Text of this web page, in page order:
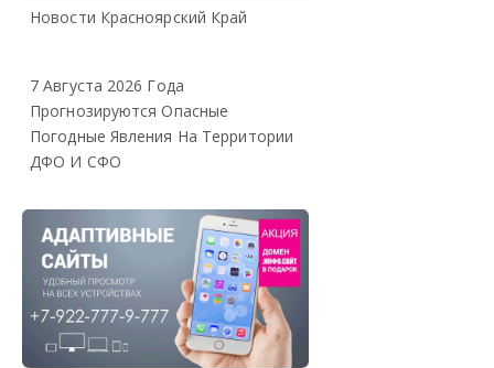
Новости Красноярский Край
7 Августа 2026 Года
Прогнозируются Опасные
Погодные Явления На Территории
ДФО И СФО